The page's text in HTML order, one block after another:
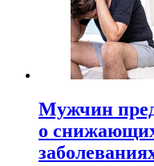
Мужчин
о